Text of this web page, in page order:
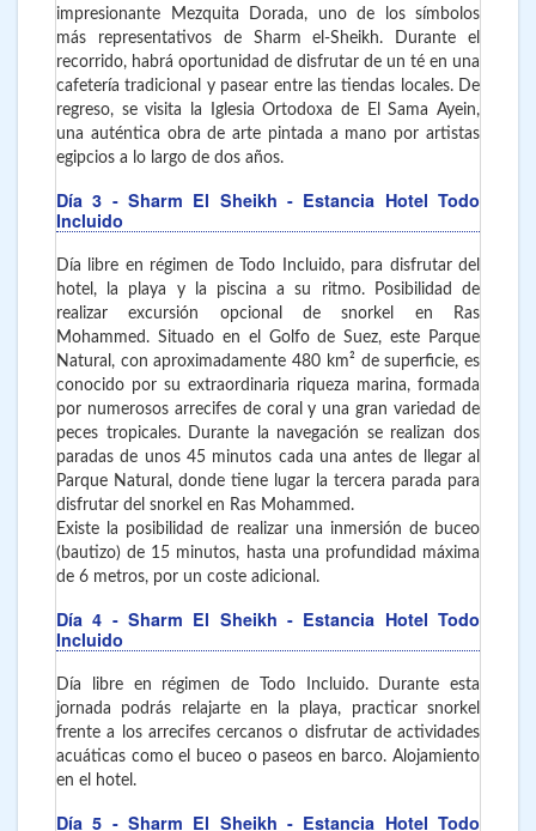
impresionante Mezquita Dorada, uno de los símbolos
más representativos de Sharm el-Sheikh. Durante el
recorrido, habrá oportunidad de disfrutar de un té en una
cafetería tradicional y pasear entre las tiendas locales. De
regreso, se visita la Iglesia Ortodoxa de El Sama Ayein,
una auténtica obra de arte pintada a mano por artistas
egipcios a lo largo de dos años.
Día 3 - Sharm El Sheikh- Estancia Hotel Todo
Incluido
Día libre en régimen de Todo Incluido, para disfrutar del
hotel, la playa y la piscina a su ritmo. Posibilidad de
realizar excursión opcional de snorkel en Ras
Mohammed. Situado en el Golfo de Suez, este Parque
Natural, con aproximadamente 480 km² de superficie, es
conocido por su extraordinaria riqueza marina, formada
por numerosos arrecifes de coral y una gran variedad de
peces tropicales. Durante la navegación se realizan dos
paradas de unos 45 minutos cada una antes de llegar al
Parque Natural, donde tiene lugar la tercera parada para
disfrutar del snorkel en Ras Mohammed.
Existe la posibilidad de realizar una inmersión de buceo
(bautizo) de 15 minutos, hasta una profundidad máxima
de 6 metros, por un coste adicional.
Día 4 - Sharm El Sheikh- Estancia Hotel Todo
Incluido
Día libre en régimen de Todo Incluido. Durante esta
jornada podrás relajarte en la playa, practicar snorkel
frente a los arrecifes cercanos o disfrutar de actividades
acuáticas como el buceo o paseos en barco. Alojamiento
en el hotel.
Día 5 - Sharm El Sheikh- Estancia Hotel Todo